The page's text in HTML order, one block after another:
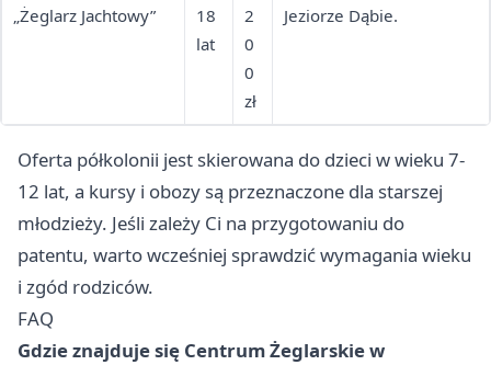
„Żeglarz Jachtowy”
18
lat
2
0
0
zł
Jeziorze Dąbie.
Oferta półkolonii jest skierowana do dzieci w wieku 7-
12 lat, a kursy i obozy są przeznaczone dla starszej
młodzieży. Jeśli zależy Ci na przygotowaniu do
patentu, warto wcześniej sprawdzić wymagania wieku
i zgód rodziców.
FAQ
Gdzie znajduje się Centrum Żeglarskie w